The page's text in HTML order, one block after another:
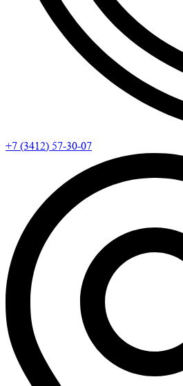
+7 (3412) 57-30-07